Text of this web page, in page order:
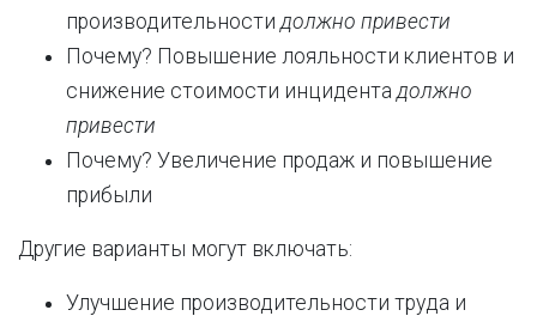
производительностидолжно привести
Почему? Повышение лояльности клиентов и
снижение стоимости инцидентадолжно
привести
Почему? Увеличение продаж и повышение
прибыли
Другие варианты могут включать:
Улучшение производительности труда и